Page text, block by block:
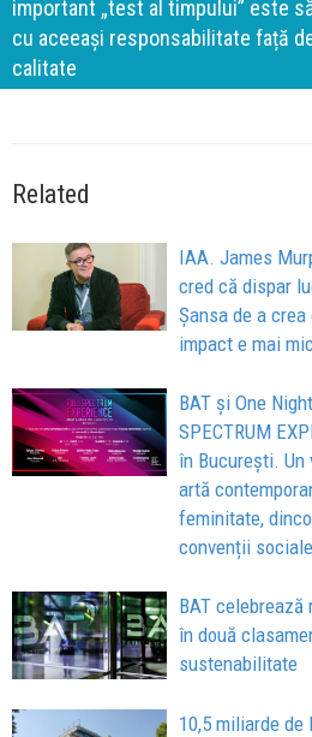
important „test al timpului” este
cu aceeași responsabilitate față
calitate
Related
IAA. James
cred că dispar
Șansa de a
impact e mai
BAT și One
SPECTRUM
în București. Un
artă
feminitate,
convenții sociale
BAT
în două
sustenabilitate
10,5 miliarde